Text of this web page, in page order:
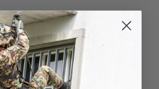
die erste Bewertung
Eine
Frage
stellen